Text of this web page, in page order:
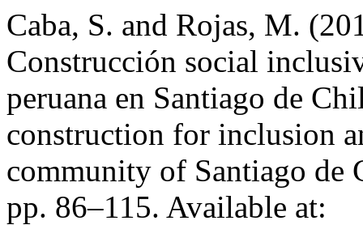
Caba, S. and Rojas, M.
Construcción social
peruana en Santiago de
construction for inclusion
community of Santiago de
pp. 86–115. Available at: